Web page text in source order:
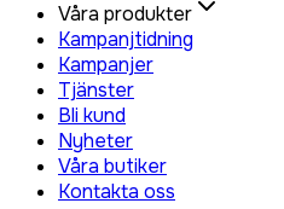
Våra produkter
Kampanjtidning
Kampanjer
Tjänster
Bli kund
Nyheter
Våra butiker
Kontakta oss